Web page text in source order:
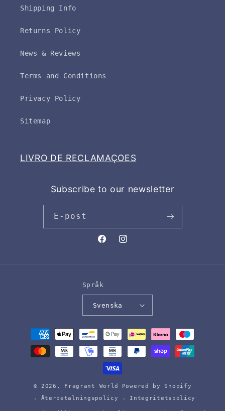
Shipping Info
Returns Policy
News & Reviews
Terms and Conditions
Privacy Policy
Sitemap
LIVRO DE RECLAMAÇOES
Subscribe to our newsletter
E-post
FacebookInstagram
Språk
Svenska
Betalningsmetoder
© 2026, Fragrant World
Powered by Shopify
Återbetalningspolicy
Integritetspolicy